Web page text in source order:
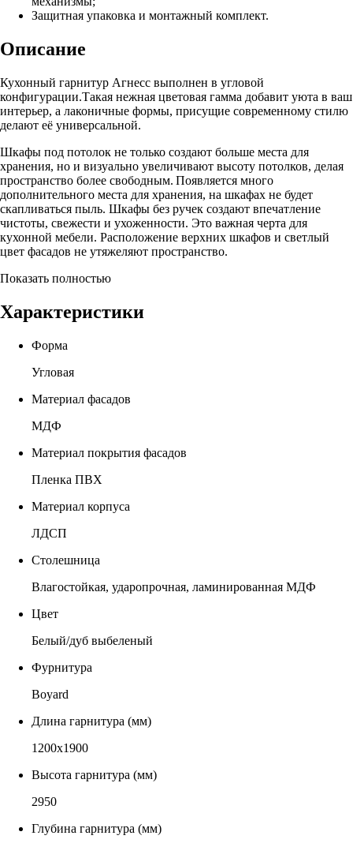
Защитная упаковка и монтажный комплект.
Описание
Кухонный гарнитур Агнесс выполнен в угловой
конфигурации.Такая нежная цветовая гамма добавит уюта в ваш
интерьер, а лаконичные формы, присущие современному стилю
делают её универсальной.
Шкафы под потолок не только создают больше места для
хранения, но и визуально увеличивают высоту потолков, делая
пространство более свободным. Появляется много
дополнительного места для хранения, на шкафах не будет
скапливаться пыль. Шкафы без ручек создают впечатление
чистоты, свежести и ухоженности. Это важная черта для
кухонной мебели. Расположение верхних шкафов и светлый
цвет фасадов не утяжеляют пространство.
Показать полностью
Характеристики
Форма
Угловая
Материал фасадов
МДФ
Материал покрытия фасадов
Пленка ПВХ
Материал корпуса
ЛДСП
Столешница
Влагостойкая, ударопрочная, ламинированная МДФ
Цвет
Белый/дуб выбеленый
Фурнитура
Boyard
Длина гарнитура (мм)
1200х1900
Высота гарнитура (мм)
2950
Глубина гарнитура (мм)